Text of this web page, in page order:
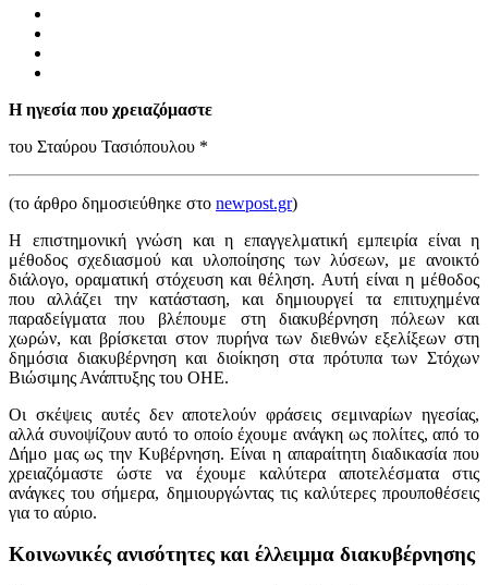
Η ηγεσία που χρειαζόμαστε
του Σταύρου Τασιόπουλου *
(το άρθρο δημοσιεύθηκε στο newpost.gr)
Η επιστημονική γνώση και η επαγγελματική εμπειρία είναι η
μέθοδος σχεδιασμού και υλοποίησης των λύσεων, με ανοικτό
διάλογο, οραματική στόχευση και θέληση. Αυτή είναι η μέθοδος
που αλλάζει την κατάσταση, και δημιουργεί τα επιτυχημένα
παραδείγματα που βλέπουμε στη διακυβέρνηση πόλεων και
χωρών, και βρίσκεται στον πυρήνα των διεθνών εξελίξεων στη
δημόσια διακυβέρνηση και διοίκηση στα πρότυπα των Στόχων
Βιώσιμης Ανάπτυξης του ΟΗΕ.
Οι σκέψεις αυτές δεν αποτελούν φράσεις σεμιναρίων ηγεσίας,
αλλά συνοψίζουν αυτό το οποίο έχουμε ανάγκη ως πολίτες, από το
Δήμο μας ως την Κυβέρνηση. Είναι η απαραίτητη διαδικασία που
χρειαζόμαστε ώστε να έχουμε καλύτερα αποτελέσματα στις
ανάγκες του σήμερα, δημιουργώντας τις καλύτερες προυποθέσεις
για το αύριο.
Κοινωνικές ανισότητες και έλλειμμα διακυβέρνησης